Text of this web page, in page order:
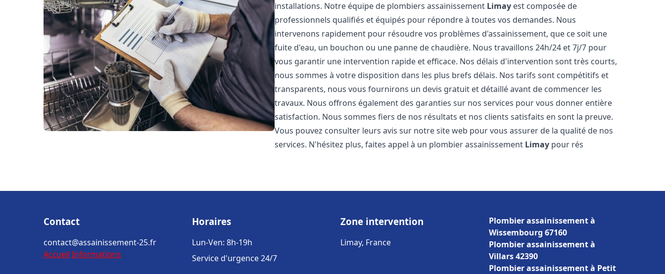
installations. Notre équipe de plombiers assainissement Limay est composée de
professionnels qualifiés et équipés pour répondre à toutes vos demandes. Nous
intervenons rapidement pour résoudre vos problèmes d'assainissement, que ce soit une
fuite d'eau, un bouchon ou une panne de chaudière. Nous travaillons 24h/24 et 7j/7 pour
vous garantir une intervention rapide et efficace. Nos délais d'intervention sont très courts,
nous sommes à votre disposition dans les plus brefs délais. Nos tarifs sont compétitifs et
transparents, nous vous fournirons un devis gratuit et détaillé avant de commencer les
travaux. Nous offrons également des garanties sur nos services pour vous donner entière
satisfaction. Nous sommes fiers de nos résultats et nos clients satisfaits en sont la preuve.
Vous pouvez consulter leurs avis sur notre site web pour vous assurer de la qualité de nos
services. N'hésitez plus, faites appel à un plombier assainissement Limay pour rés
Contact
contact@assainissement-25.fr
Accueil Informations
Horaires
Lun-Ven: 8h-19h
Service d'urgence 24/7
Zone intervention
Limay, France
Plombier assainissement à
Wissembourg 67160
Plombier assainissement à
Villars 42390
Plombier assainissement à Petit